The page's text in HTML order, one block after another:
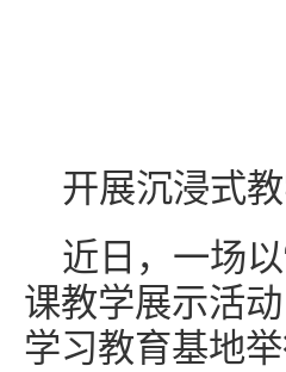
开展沉浸式
近日，一场
课教学展示活
学习教育基地